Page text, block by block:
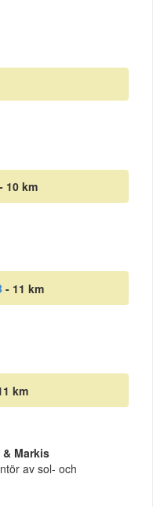
- 10 km
- 11 km
km
Markis
av sol- och